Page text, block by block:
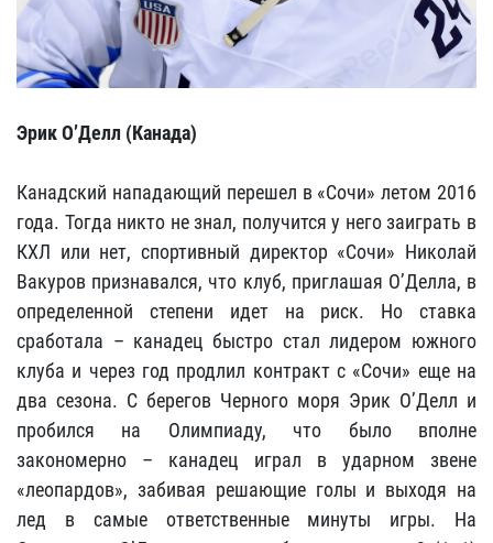
Эрик О’Делл (Канада)
Канадский нападающий перешел в «Сочи» летом 2016
года. Тогда никто не знал, получится у него заиграть в
КХЛ или нет, спортивный директор «Сочи» Николай
Вакуров признавался, что клуб, приглашая О’Делла, в
определенной степени идет на риск. Но ставка
сработала – канадец быстро стал лидером южного
клуба и через год продлил контракт с «Сочи» еще на
два сезона. С берегов Черного моря Эрик О’Делл и
пробился на Олимпиаду, что было вполне
закономерно – канадец играл в ударном звене
«леопардов», забивая решающие голы и выходя на
лед в самые ответственные минуты игры. На